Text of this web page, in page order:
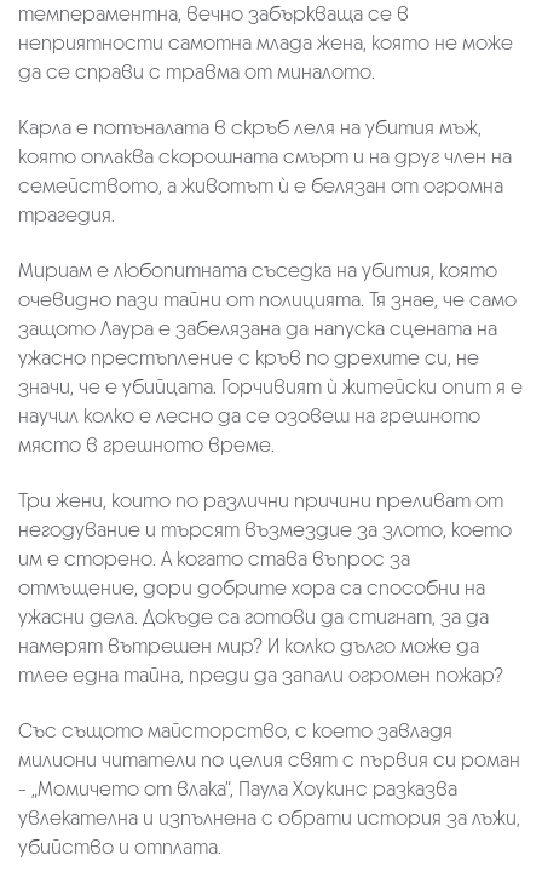
темпераментна, вечно забъркваща се в
неприятности самотна млада жена, която не може
да се справи с травма от миналото.
Карла е потъналата в скръб леля на убития мъж,
която оплаква скорошната смърт и на друг член на
семейството, а животът ѝ е белязан от огромна
трагедия.
Мириам e любопитната съседка на убития, която
очевидно пази тайни от полицията. Тя знае, че само
защото Лаура е забелязана да напуска сцената на
ужасно престъпление с кръв по дрехите си, не
значи, че е убийцата. Горчивият ѝ житейски опит я е
научил колко е лесно да се озовеш на грешното
място в грешното време.
Три жени, които по различни причини преливат от
негодувание и търсят възмездие за злото, което
им е сторено. А когато става въпрос за
отмъщение, дори добрите хора са способни на
ужасни дела. Докъде са готови да стигнат, за да
намерят вътрешен мир? И колко дълго може да
тлее една тайна, преди да запали огромен пожар?
Със същото майсторство, с което завладя
милиони читатели по целия свят с първия си роман
- „Момичето от влака“, Паула Хоукинс разказва
увлекателна и изпълнена с обрати история за лъжи,
убийство и отплата.